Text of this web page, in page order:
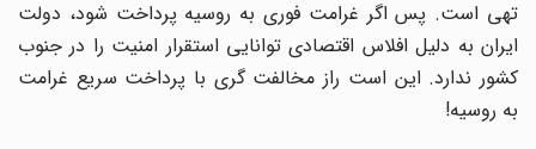
تهی است. پس اگر غرامت فوری به روسیه پرداخت شود، دولت
ایران به دلیل افلاس اقتصادی توانایی استقرار امنیت را در جنوب
کشور ندارد. این است راز مخالفت گری با پرداخت سریع غرامت
به روسیه!